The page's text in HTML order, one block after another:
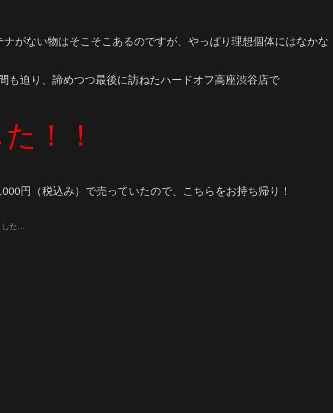
がない物はそこそこあるのですが、やっぱり理想個体にはなかな
も迫り、諦めつつ最後に訪ねたハードオフ高座渋谷店で
！！
円（税込み）で売っていたので、こちらをお持ち帰り！
した…